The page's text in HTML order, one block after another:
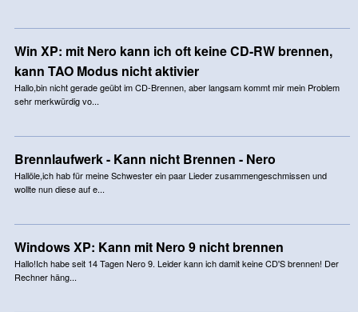
Win XP: mit Nero kann ich oft keine CD-RW brennen,
kann TAO Modus nicht aktivier
Hallo,bin nicht gerade geübt im CD-Brennen, aber langsam kommt mir mein Problem
sehr merkwürdig vo...
Brennlaufwerk - Kann nicht Brennen - Nero
Hallöle,ich hab für meine Schwester ein paar Lieder zusammengeschmissen und
wollte nun diese auf e...
Windows XP: Kann mit Nero 9 nicht brennen
Hallo!Ich habe seit 14 Tagen Nero 9. Leider kann ich damit keine CD'S brennen! Der
Rechner häng...